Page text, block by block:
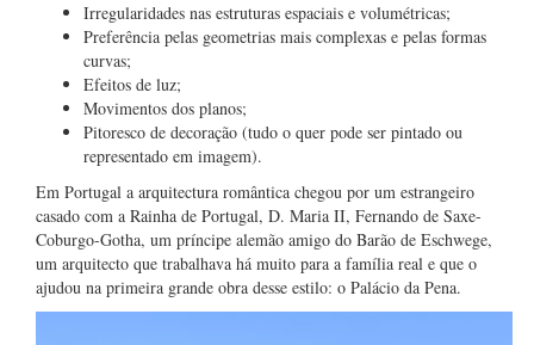
Irregularidades nas estruturas espaciais e volumétricas;
Preferência pelas geometrias mais complexas e pelas formas
curvas;
Efeitos de luz;
Movimentos dos planos;
Pitoresco de decoração (tudo o quer pode ser pintado ou
representado em imagem).
Em Portugal a arquitectura romântica chegou por um estrangeiro
casado com a Rainha de Portugal, D. Maria II, Fernando de Saxe-
Coburgo-Gotha, um príncipe alemão amigo do Barão de Eschwege,
um arquitecto que trabalhava há muito para a família real e que o
ajudou na primeira grande obra desse estilo: o Palácio da Pena.